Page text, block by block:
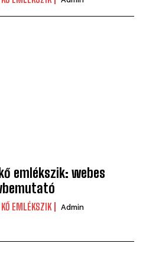
kő emlékszik: webes
EMLÉKSZIK Admin